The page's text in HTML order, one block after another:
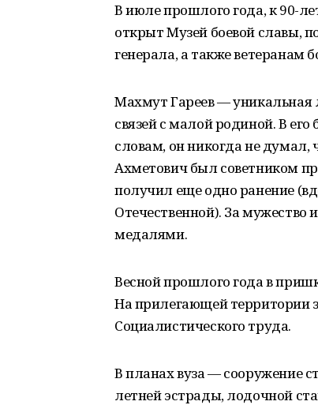
В июле прошлого года, к 90-
открыт Музей боевой славы,
генерала, а также ветеранам
Махмут Гареев — уникальная
связей с малой родиной. В
словам, он никогда не
Ахметович был советником
получил еще одно ранение
Отечественной). За мужество
медалями.
Весной прошлого года в
На прилегающей территории
Социалистического труда.
В планах вуза — сооружение
летней эстрады, лодочной